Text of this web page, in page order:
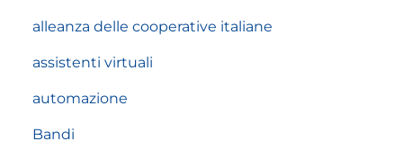
alleanza delle cooperative italiane
assistenti virtuali
automazione
Bandi